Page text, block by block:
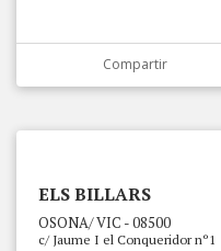
Compartir
ELS BILLARS
OSONA/ VIC - 08500
c/ Jaume I el Conqueridor nº1